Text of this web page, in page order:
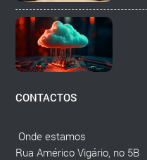
CONTACTOS
Onde estamos
Rua Américo Vigário, no 5B